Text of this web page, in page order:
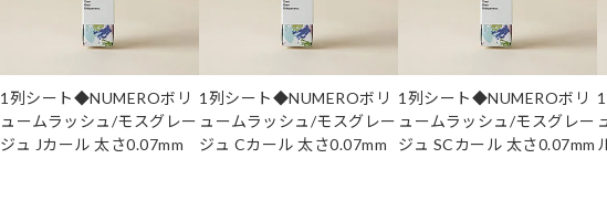
1列シート◆NUMEROボリ
ュームラッシュ/モスグレー
ジュ Jカール 太さ0.07mm
1列シート◆NUMEROボリ
ュームラッシュ/モスグレー
ジュ Cカール 太さ0.07mm
1列シート◆NUMEROボリ
ュームラッシュ/モスグレー
ジュ SCカール 太さ0.07mm